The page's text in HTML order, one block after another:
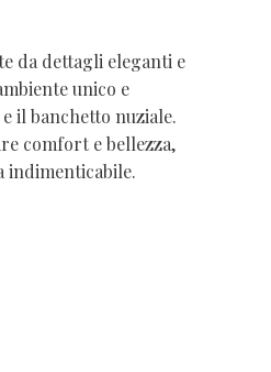
da dettagli eleganti e
unico e
il banchetto nuziale.
comfort e bellezza,
indimenticabile.